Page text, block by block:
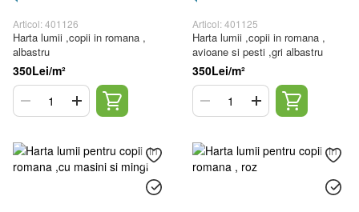
Articol: 401126
Harta lumii ,copii in romana ,
albastru
350Lei/m²
Articol: 401125
Harta lumii ,copii in romana ,
avioane si pesti ,gri albastru
350Lei/m²